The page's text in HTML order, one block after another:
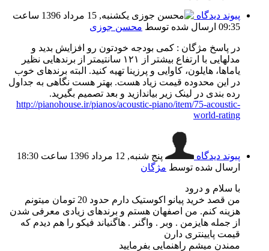
پیوند دیدگاه
یکشنبه, 15 مرداد 1396 ساعت
09:35 ارسال شده توسط محسن جوزی
در پاسخ مژگان : کمی بودجه خودتون رو افزایش بدید و
مدلهایی با ارتفاع بیشتر از ۱۲۱ سانتیمتر از برندهایی نظیر
یاماها،‌ هایلون،‌ کاوایی و پرزینا تهیه کنید. البته برندهای خوب
در این محدوده قیمت زیاد هست. بهتر هست نگاهی به جداول
رده بندی در لینک زیر بیاندازید و بعد تصمیم بگیرید.
http://pianohouse.ir/pianos/acoustic-piano/item/75-acoustic-
world-rating
پیوند دیدگاه
پنج شنبه, 12 مرداد 1396 ساعت 18:30
ارسال شده توسط مژگان
با سلام و درود
من قصد خرید پیانو اکوستیک دارم حدود 20 تومان میتونم
هزینه کنم. من اصفهان هستم و برندهای زیادی معرفی شدن
از جمله هایزمن . وبر . واگنر . هاگنیاند فیکو را هم دیدم که
قیمت پایینتری دارن
ممندن میشم راهنمایی بفرمایید